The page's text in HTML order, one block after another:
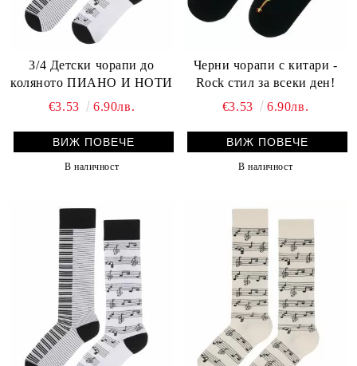
3/4 Детски чорапи до
коляното ПИАНО И НОТИ
€3.53
6.90лв.
ВИЖ ПОВЕЧЕ
В наличност
Черни чорапи с китари -
Rock стил за всеки ден!
€3.53
6.90лв.
ВИЖ ПОВЕЧЕ
В наличност